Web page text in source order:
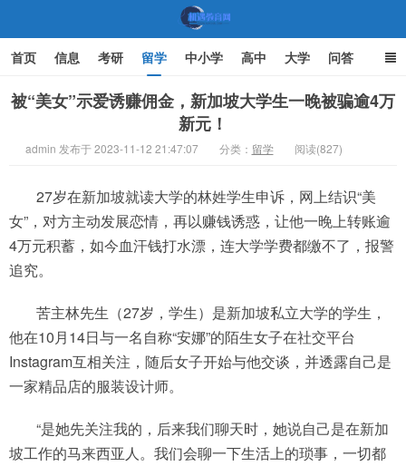
机遇教育网
首页 信息 考研 留学 中小学 高中 大学 问答
文化 家庭教育
被“美女”示爱诱赚佣金，新加坡大学生一晚被骗逾4万
新元！
admin 发布于 2023-11-12 21:47:07 分类： 留学 阅读(827)
27岁在新加坡就读大学的林姓学生申诉，网上结识“美
女”，对方主动发展恋情，再以赚钱诱惑，让他一晚上转账逾
4万元积蓄，如今血汗钱打水漂，连大学学费都缴不了，报警
追究。
苦主林先生（27岁，学生）是新加坡私立大学的学生，
他在10月14日与一名自称“安娜”的陌生女子在社交平台
Instagram互相关注，随后女子开始与他交谈，并透露自己是
一家精品店的服装设计师。
“是她先关注我的，后来我们聊天时，她说自己是在新加
坡工作的马来西亚人。我们会聊一下生活上的琐事，一切都